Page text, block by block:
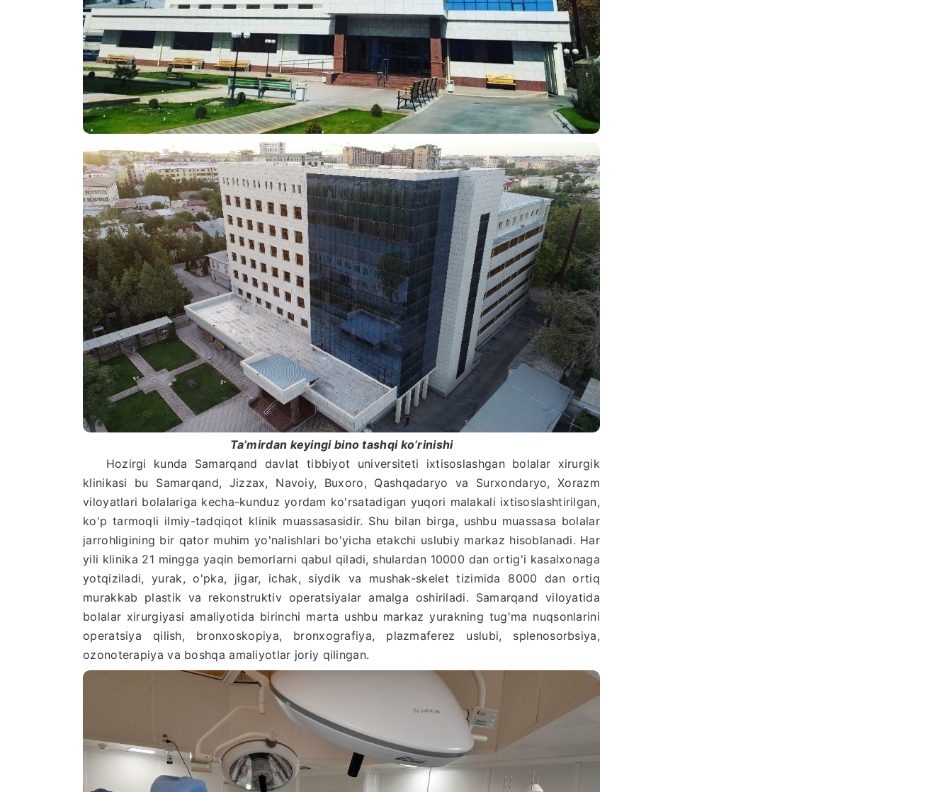
Ta’mirdan keyingi bino tashqi ko’rinishi
Hozirgi kunda Samarqand davlat tibbiyot universiteti ixtisoslashgan bolalar xirurgik
klinikasi bu Samarqand, Jizzax, Navoiy, Buxoro, Qashqadaryo va Surxondaryo, Xorazm
viloyatlari bolalariga kecha-kunduz yordam ko'rsatadigan yuqori malakali ixtisoslashtirilgan,
ko'p tarmoqli ilmiy-tadqiqot klinik muassasasidir. Shu bilan birga, ushbu muassasa bolalar
jarrohligining bir qator muhim yo'nalishlari bo'yicha etakchi uslubiy markaz hisoblanadi. Har
yili klinika 21 mingga yaqin bemorlarni qabul qiladi, shulardan 10000 dan ortig'i kasalxonaga
yotqiziladi, yurak, o'pka, jigar, ichak, siydik va mushak-skelet tizimida 8000 dan ortiq
murakkab plastik va rekonstruktiv operatsiyalar amalga oshiriladi. Samarqand viloyatida
bolalar xirurgiyasi amaliyotida birinchi marta ushbu markaz yurakning tug'ma nuqsonlarini
operatsiya qilish, bronxoskopiya, bronxografiya, plazmaferez uslubi, splenosorbsiya,
ozonoterapiya va boshqa amaliyotlar joriy qilingan.